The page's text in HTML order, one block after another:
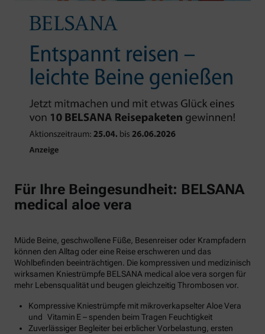
Für Ihre Beingesundheit: BELSANA
medical aloe vera
Müde Beine, geschwollene Füße, Besenreiser oder Krampfadern
können den Alltag oder eine Reise erschweren und das
Wohlbefinden beeinträchtigen. Die kompressiven und medizinisch
wirksamen Kniestrümpfe BELSANA medical aloe vera sorgen für
mehr Lebensqualität und beugen gleichzeitig Thrombosen vor.
Kompressive Kniestrümpfe mit mikroverkapselter Aloe Vera
und Vitamin E – spenden beim Tragen Feuchtigkeit
Zuverlässiger Begleiter bei erblicher Vorbelastung, ersten